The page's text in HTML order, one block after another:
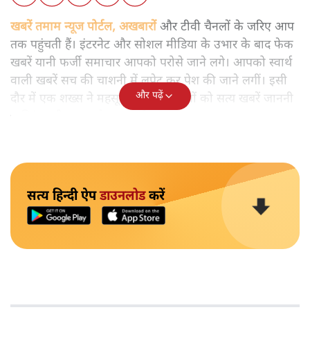
खबरें तमाम न्यूज पोर्टल, अखबारोंऔर टीवी चैनलों के जरिए आप
तक पहुंचती हैं। इंटरनेट और सोशल मीडिया के उभार के बाद फेक
खबरें यानी फर्जी समाचार आपको परोसे जाने लगे। आपको स्वार्थ
वाली खबरें सच की चाशनी में लपेट कर पेश की जाने लगीं। इसी
दौर में एक शख्स ने महसूस किया कि लोगों को सत्य खबरें जाननी
और पढ़ें
सत्य हिन्दी ऐपडाउनलोडकरें